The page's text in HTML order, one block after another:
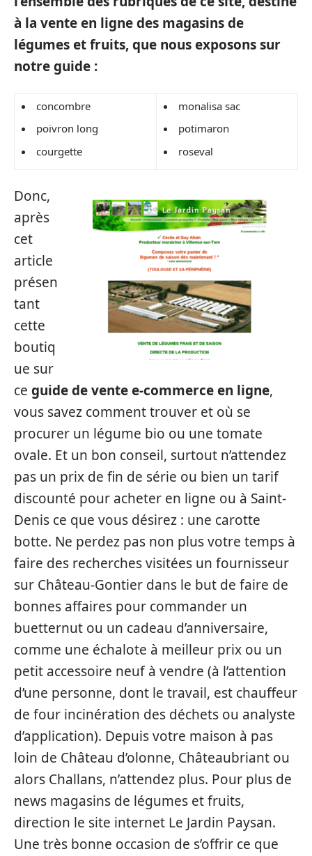
à la vente en ligne des magasins de
légumes et fruits, que nous exposons sur
notre guide :
concombre
poivron long
courgette
monalisa sac
potimaron
roseval
Donc,
après
cet
article
présen
tant
cette
boutiq
ue sur
ce guide de vente e-commerce en ligne,
vous savez comment trouver et où se
procurer un légume bio ou une tomate
ovale. Et un bon conseil, surtout n’attendez
pas un prix de fin de série ou bien un tarif
discounté pour acheter en ligne ou à Saint-
Denis ce que vous désirez : une carotte
botte. Ne perdez pas non plus votre temps à
faire des recherches visitées un fournisseur
sur Château-Gontier dans le but de faire de
bonnes affaires pour commander un
buetternut ou un cadeau d’anniversaire,
comme une échalote à meilleur prix ou un
petit accessoire neuf à vendre (à l’attention
d’une personne, dont le travail, est chauffeur
de four incinération des déchets ou analyste
d’application). Depuis votre maison à pas
loin de Château d’olonne, Châteaubriant ou
alors Challans, n’attendez plus. Pour plus de
news magasins de légumes et fruits,
direction le site internet Le Jardin Paysan.
Une très bonne occasion de s’offrir ce que